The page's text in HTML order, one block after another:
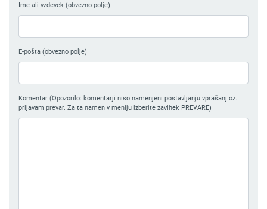
Ime ali vzdevek (obvezno polje)
E-pošta (obvezno polje)
Komentar (Opozorilo: komentarji niso namenjeni postavljanju vprašanj oz.
prijavam prevar. Za ta namen v meniju izberite zavihek PREVARE)